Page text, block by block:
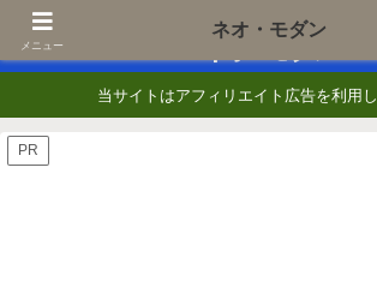
あなたの『知りたい』に一歩でも近
当サイトはアフィリエイト広告を利用
PR
メニュー
ネオ・モダン